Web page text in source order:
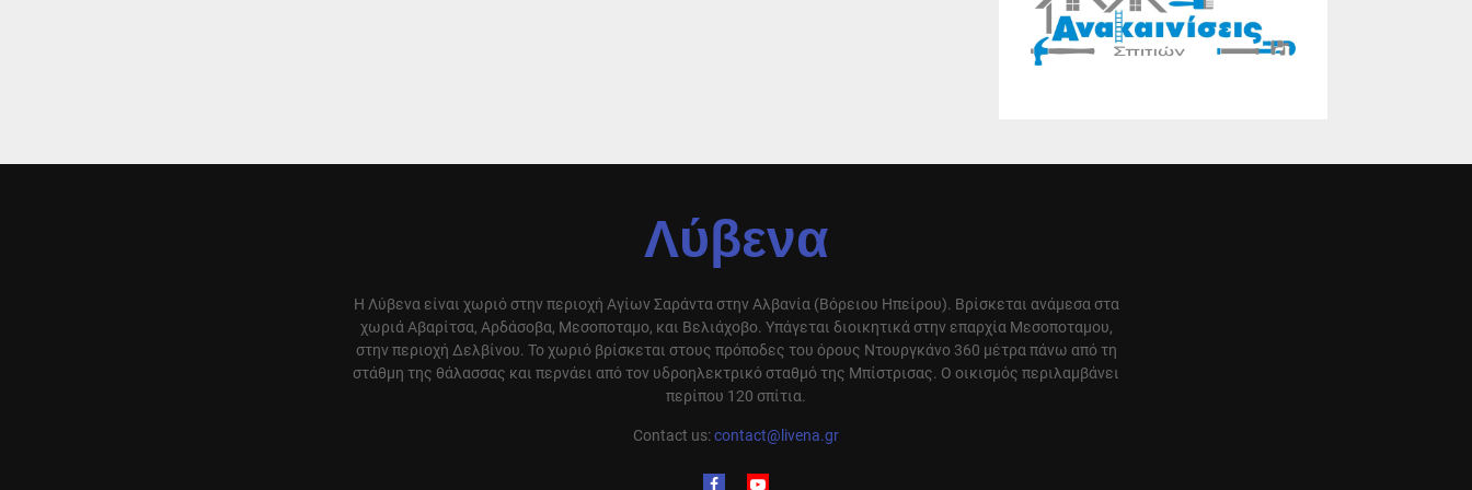
Λύβενα
Η Λύβενα είναι χωριό στην περιοχή Αγίων Σαράντα στην Αλβανία (Βόρειου Ηπείρου). Βρίσκεται ανάμεσα στα
χωριά Αβαρίτσα, Αρδάσοβα, Μεσοποταμο, και Βελιάχοβο. Υπάγεται διοικητικά στην επαρχία Μεσοποταμου,
στην περιοχή Δελβίνου. Το χωριό βρίσκεται στους πρόποδες του όρους Ντουργκάνο 360 μέτρα πάνω από τη
στάθμη της θάλασσας και περνάει από τον υδροηλεκτρικό σταθμό της Μπίστρισας. Ο οικισμός περιλαμβάνει
περίπου 120 σπίτια.
Contact us:contact@livena.gr